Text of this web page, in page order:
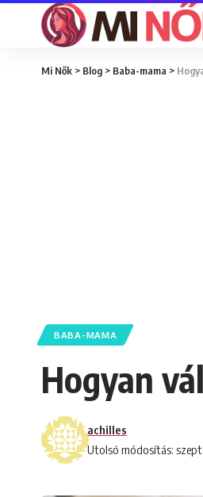
Mi Nők > Blog > Baba-mama >
BABA-MAMA
Hogyan
Utolsó módosítás:
achilles